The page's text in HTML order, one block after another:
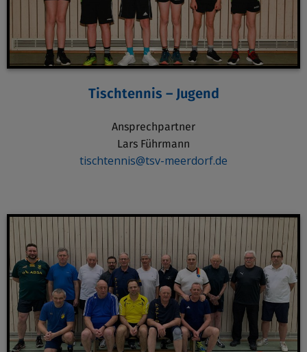
Tischtennis – Jugend
Ansprechpartner
Lars Führmann
tischtennis@tsv-meerdorf.de